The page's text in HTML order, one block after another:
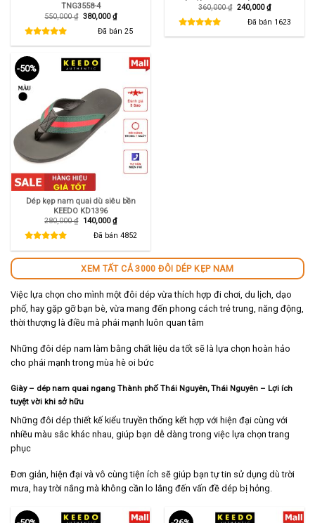
TNG3558-4
550,000₫ Giá
550,000 ₫.
380,000₫Giá
hiện
tại
là:
Đã bán 25
360,000₫ Giá
360,000 ₫.
240,000₫Giá
hiện
tại
là:
Đã bán 1623
-50%
Dép kẹp nam quai dù siêu bền
KEEDO KD1396
280,000₫ Giá
140,000₫Giá
hiện
tại
Đã bán 4852
XEM TẤT CẢ 3000 ĐÔI DÉP KẸP NAM
Việc lựa chọn cho mình một đôi dép vừa thích hợp đi chơi, du lịch, dạo
phố, hay gặp gỡ bạn bè, vừa mang đến phong cách trẻ trung, năng động,
thời thượng là điều mà phái mạnh luôn quan tâm
Những đôi dép nam làm bằng chất liệu da tốt sẽ là lựa chọn hoàn hảo
cho phái mạnh trong mùa hè oi bức
Giày – dép nam quai ngang Thành phố Thái Nguyên, Thái Nguyên – Lợi ích
tuyệt vời khi sở hữu
Những đôi dép thiết kế kiểu truyền thống kết hợp với hiện đại cùng với
nhiều màu sắc khác nhau, giúp bạn dễ dàng trong việc lựa chọn trang
phục
Đơn giản, hiện đại và vô cùng tiện ích sẽ giúp bạn tự tin sử dụng dù trời
mưa, hay trời nắng mà không cần lo lắng đến vấn đề dép bị hỏng.